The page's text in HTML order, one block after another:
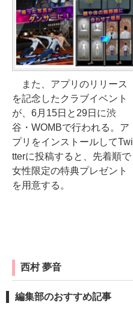
また、アプリのリリース
を記念したクラブイベント
が、6月15日と29日に渋
谷・WOMBで行われる。ア
プリをインストールしてTwi
tterに投稿すると、先着順で
女性限定の特典プレゼント
を用意する。
西村 夢音
編集部のおすすめ記事